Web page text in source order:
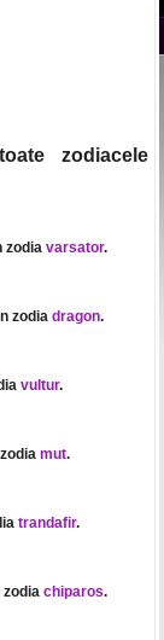
zodiacele
zodia varsator.
zodia dragon.
vultur.
mut.
trandafir.
zodia chiparos.